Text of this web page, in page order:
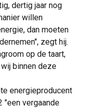
dertig jaar nog
willen
dan moeten
zegt hij.
op de taart,
binnen deze
energieproducent
"een vergaande